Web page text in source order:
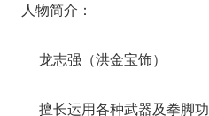
人物简介：
龙志强（洪金宝饰）
擅长运用各种武器及拳脚